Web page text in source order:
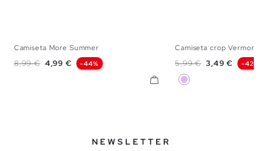
Camiseta More Summer
Precio base
8,99 € Precio
4,99 € -44%
XS
Camiseta crop Vermont
Precio base
5,99 € Precio
3,49 € -42%
Malva
NEWSLETTER